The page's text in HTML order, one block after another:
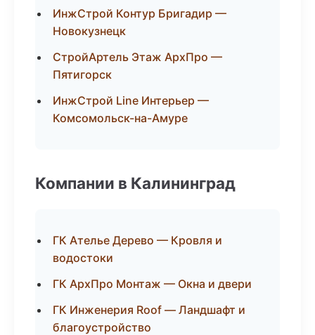
ИнжСтрой Контур Бригадир —
Новокузнецк
СтройАртель Этаж АрхПро —
Пятигорск
ИнжСтрой Line Интерьер —
Комсомольск-на-Амуре
Компании в Калининград
ГК Ателье Дерево — Кровля и
водостоки
ГК АрхПро Монтаж — Окна и двери
ГК Инженерия Roof — Ландшафт и
благоустройство